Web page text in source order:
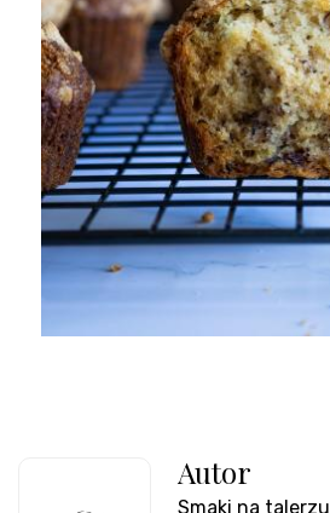
Autor
Smaki na talerzu